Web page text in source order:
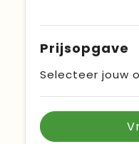
Prijsopgave
Selecteer jouw